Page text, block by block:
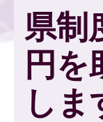
県制
円
しま